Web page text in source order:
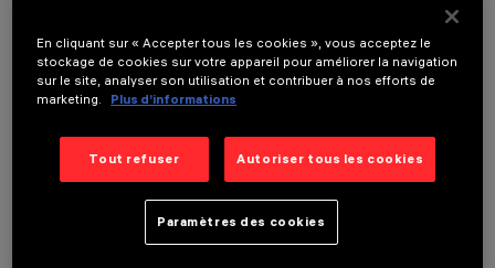
DONNÉES TECHNIQUES
DERNIÈRE MISE À JOUR: 05/08/2026
En cliquant sur « Accepter tous les cookies », vous acceptez le
stockage de cookies sur votre appareil pour améliorer la navigation
sur le site, analyser son utilisation et contribuer à nos efforts de
marketing.
Plus d’informations
Tout refuser Autoriser tous les cookies
Paramètres des cookies